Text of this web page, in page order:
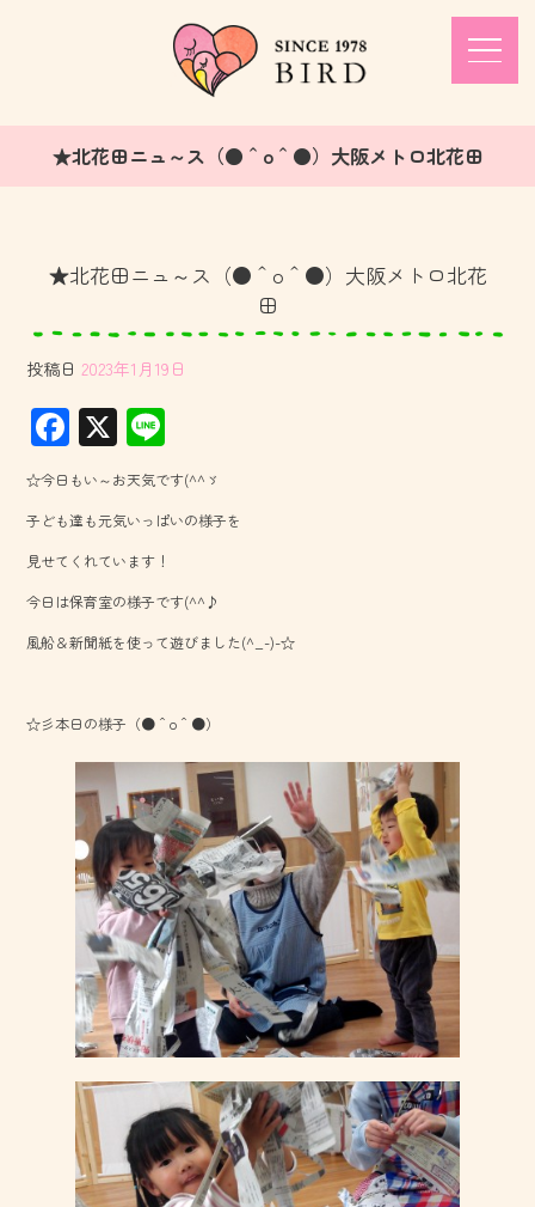
★北花田ニュ～ス（●＾o＾●）大阪メトロ北花田
★北花田ニュ～ス（●＾o＾●）大阪メトロ北花
田
投稿日 2023年1月19日
F
ac
e
b
o
ok
X
ne
☆今日もい～お天気です(^^ゞ
子ども達も元気いっぱいの様子を
見せてくれています！
今日は保育室の様子です(^^♪
風船＆新聞紙を使って遊びました(^_-)-☆
☆彡本日の様子（●＾o＾●）